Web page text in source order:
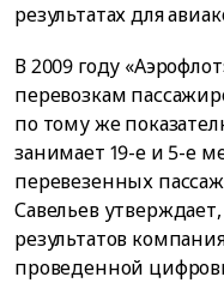
результатах для
В 2009 году
перевозкам
по тому же
занимает 19-е и 5-е
перевезенных
Савельев
результатов
проведенной